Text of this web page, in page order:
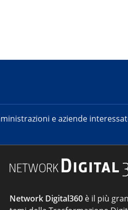
e aziende
Network Digital360 è il più